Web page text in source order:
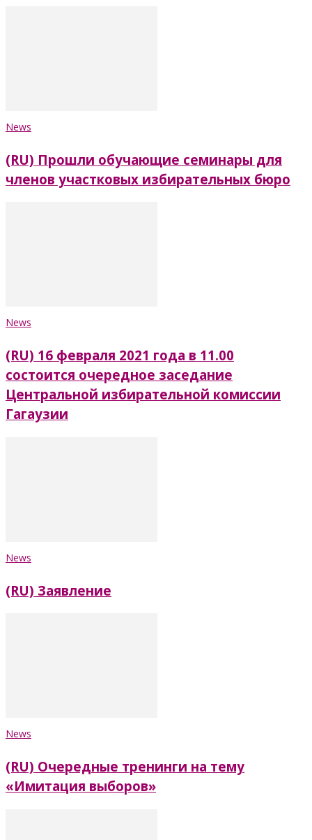
News
(RU) Прошли обучающие семинары для
членов участковых избирательных бюро
News
(RU) 16 февраля 2021 года в 11.00
состоится очередное заседание
Центральной избирательной комиссии
Гагаузии
News
(RU) Заявление
News
(RU) Очередные тренинги на тему
«Имитация выборов»